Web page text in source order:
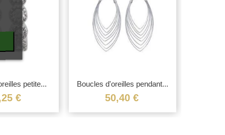
petite...
€
Boucles d'oreilles pendant...
50,40 €